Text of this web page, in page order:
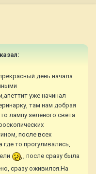
день начала
уже начинал
там нам добрая
лампу зеленого света
после всех
где то прогуливались,
, после сразу была
сразу оживился.На